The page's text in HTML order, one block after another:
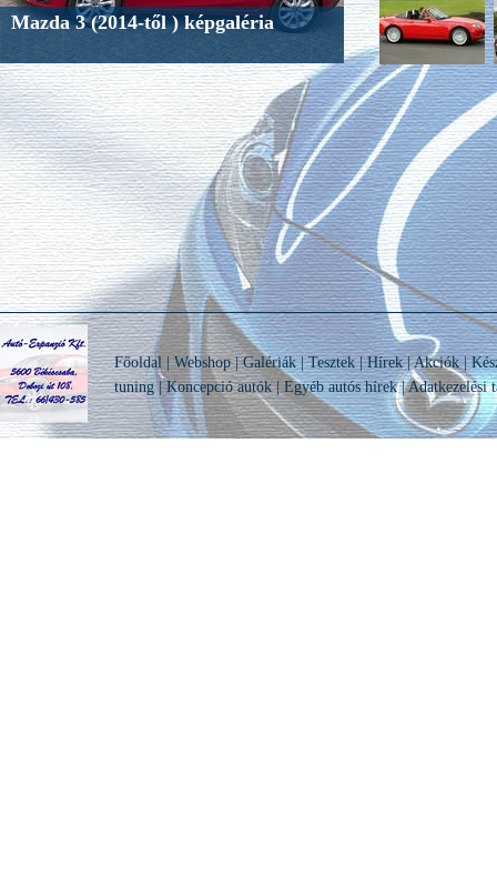
Mazda 3 (2014-től ) képgaléria
Főoldal |Webshop|Galériák|Tesztek|Hírek|Akciók|
tuning|Koncepció autók| Egyéb autós hírek|Adatkezelési